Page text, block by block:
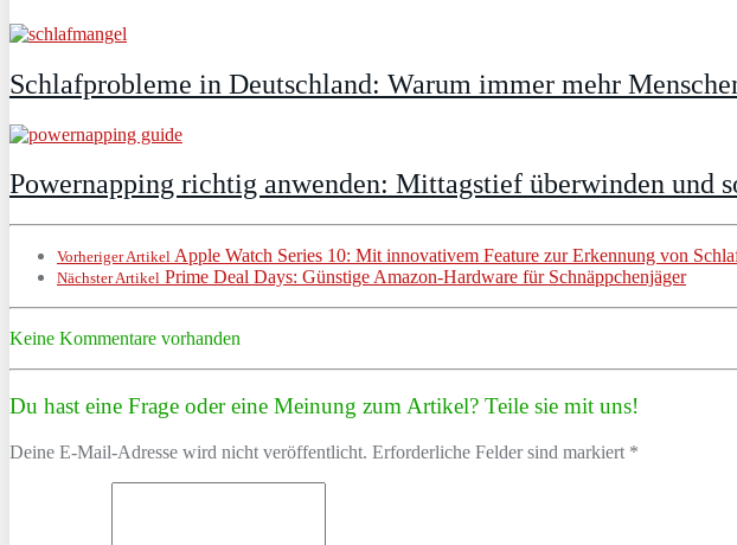
Schlafprobleme in Deutschland: Warum immer mehr
Powernapping richtig anwenden: Mittagstief überwinden und
Vorheriger Artikel Apple Watch Series 10: Mit innovativem Feature zur Erkennung von
Nächster Artikel Prime Deal Days: Günstige Amazon-Hardware für Schnäppchenjäger
Keine Kommentare vorhanden
Du hast eine Frage oder eine Meinung zum Artikel? Teile sie mit uns!
Deine E-Mail-Adresse wird nicht veröffentlicht. Erforderliche Felder sind markiert *